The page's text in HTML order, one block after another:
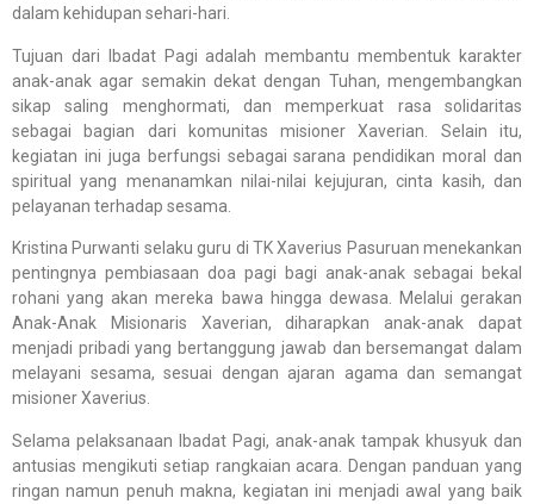
dalam kehidupan sehari-hari.
Tujuan dari Ibadat Pagi adalah membantu membentuk karakter
anak-anak agar semakin dekat dengan Tuhan, mengembangkan
sikap saling menghormati, dan memperkuat rasa solidaritas
sebagai bagian dari komunitas misioner Xaverian. Selain itu,
kegiatan ini juga berfungsi sebagai sarana pendidikan moral dan
spiritual yang menanamkan nilai-nilai kejujuran, cinta kasih, dan
pelayanan terhadap sesama.
Kristina Purwanti selaku guru di TK Xaverius Pasuruan menekankan
pentingnya pembiasaan doa pagi bagi anak-anak sebagai bekal
rohani yang akan mereka bawa hingga dewasa. Melalui gerakan
Anak-Anak Misionaris Xaverian, diharapkan anak-anak dapat
menjadi pribadi yang bertanggung jawab dan bersemangat dalam
melayani sesama, sesuai dengan ajaran agama dan semangat
misioner Xaverius.
Selama pelaksanaan Ibadat Pagi, anak-anak tampak khusyuk dan
antusias mengikuti setiap rangkaian acara. Dengan panduan yang
ringan namun penuh makna, kegiatan ini menjadi awal yang baik